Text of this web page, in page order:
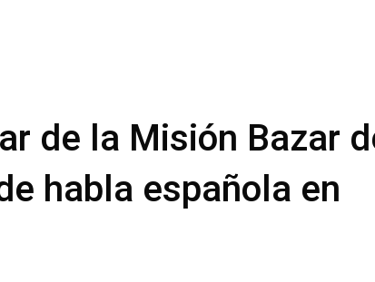
de la Misión Bazar
habla española en